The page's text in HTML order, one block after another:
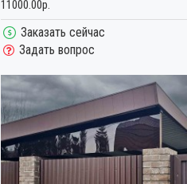
11000.00р.
Заказать сейчас
Задать вопрос